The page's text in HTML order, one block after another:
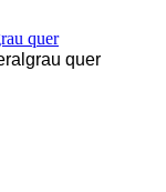
quer
quer